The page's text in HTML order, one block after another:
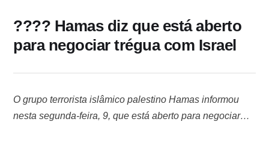
???? Hamas diz que está aberto
para negociar trégua com Israel
O grupo terrorista islâmico palestino Hamas informou
nesta segunda-feira, 9, que está aberto para negociar